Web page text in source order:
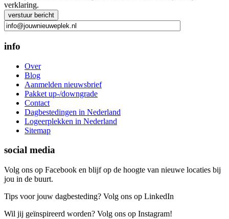
verklaring.
Gelieve dit veld leeg te laten.
info
Over
Blog
Aanmelden nieuwsbrief
Pakket up-/downgrade
Contact
Dagbestedingen in Nederland
Logeerplekken in Nederland
Sitemap
social media
Volg ons op Facebook en blijf op de hoogte van nieuwe locaties bij
jou in de buurt.
Tips voor jouw dagbesteding? Volg ons op LinkedIn
Wil jij geïnspireerd worden? Volg ons op Instagram!